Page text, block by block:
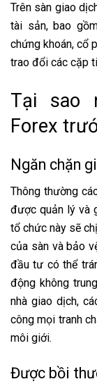
Trên sàn giao
tài sản, bao
chứng khoán, cổ
trao đổi các cặp
Tại sao
Forex
Ngăn chặn
Thông thường
được quản lý và
tổ chức này sẽ
của sàn và bảo
đầu tư có thể
động không
nhà giao dịch,
công mọi tranh
môi giới.
Được bồi